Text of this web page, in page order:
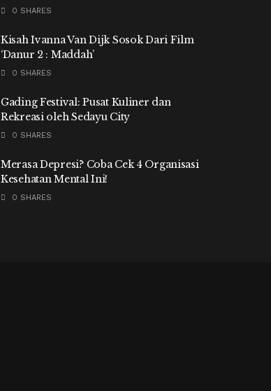
0 SHARES
Kisah Ivanna Van Dijk Sosok Dari Film
‘Danur 2 : Maddah’
0 SHARES
Gading Festival: Pusat Kuliner dan
Rekreasi oleh Sedayu City
0 SHARES
Merasa Depresi? Coba Cek 4 Organisasi
Kesehatan Mental Ini!
0 SHARES